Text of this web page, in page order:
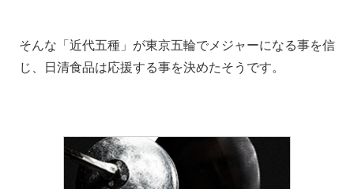
そんな「近代五種」が東京五輪でメジャーになる事を信
じ、日清食品は応援する事を決めたそうです。